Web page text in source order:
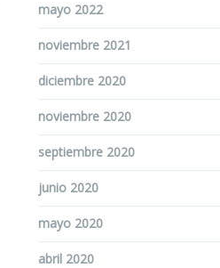
mayo 2022
noviembre 2021
diciembre 2020
noviembre 2020
septiembre 2020
junio 2020
mayo 2020
abril 2020